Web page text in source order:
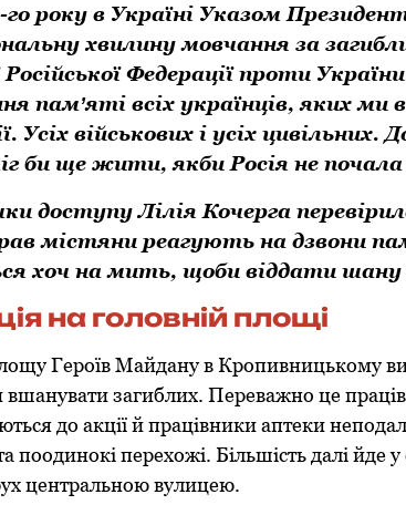
го року в Україні Указом
хвилину мовчання за
Російської Федерації проти
памʼяті всіх українців, яких ми
Усіх військових і усіх цивільних.
би ще жити, якби Росія не
доступу Лілія Кочерга
містяни реагують на дзвони
хоч на мить, щоби віддати
на головній площі
Героїв Майдану в Кропивницькому
вшанувати загиблих. Переважно це
до акції й працівники аптеки
поодинокі перехожі. Більшість далі йде у
центральною вулицею.